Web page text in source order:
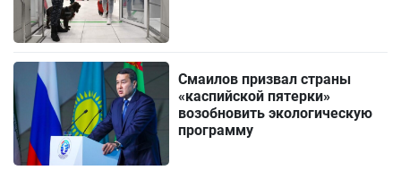
Смаилов призвал страны
«каспийской пятерки»
возобновить экологическую
программу